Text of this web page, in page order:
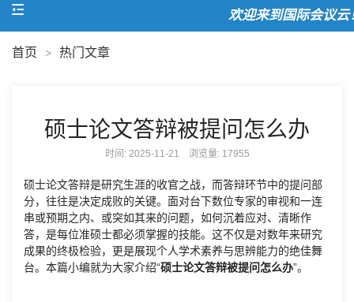
欢迎来到国际会议云！
首页 > 热门文章
硕士论文答辩被提问怎么办
时间: 2025-11-21 浏览量: 17955
硕士论文答辩是研究生涯的收官之战，而答辩环节中的提问部
分，往往是决定成败的关键。面对台下数位专家的审视和一连
串或预期之内、或突如其来的问题，如何沉着应对、清晰作
答，是每位准硕士都必须掌握的技能。这不仅是对数年来研究
成果的终极检验，更是展现个人学术素养与思辨能力的绝佳舞
台。本篇小编就为大家介绍“硕士论文答辩被提问怎么办”。